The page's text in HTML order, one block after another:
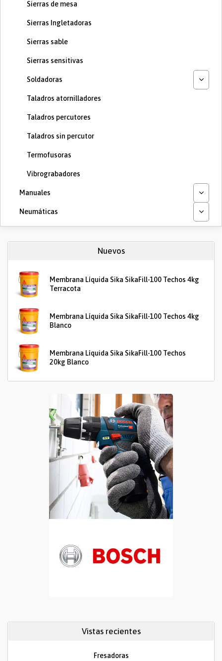
Sierras de mesa
Sierras Ingletadoras
Sierras sable
Sierras sensitivas
Soldadoras
Taladros atornilladores
Taladros percutores
Taladros sin percutor
Termofusoras
Vibrograbadores
Manuales
Neumáticas
Nuevos
Membrana Líquida Sika SikaFill-100 Techos 4kg
Terracota
Membrana Líquida Sika SikaFill-100 Techos 4kg
Blanco
Membrana Líquida Sika SikaFill-100 Techos
20kg Blanco
Vistas recientes
Fresadoras